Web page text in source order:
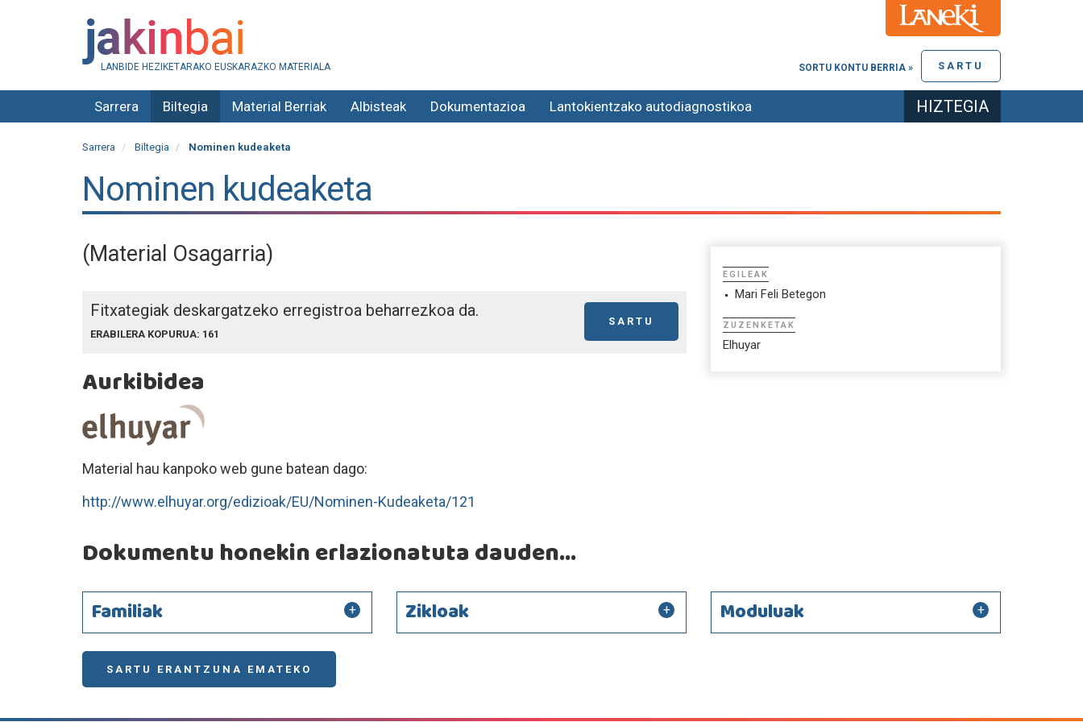
LANBIDE HEZIKETARAKO EUSKARAZKO MATERIALA SARTU
SORTU KONTU BERRIA »
Sarrera Biltegia Material Berriak Albisteak Dokumentazioa Lantokientzako autodiagnostikoa HIZTEGIA
Sarrera Biltegia Nominen kudeaketa
Nominen kudeaketa
(Material Osagarria)
Fitxategiak deskargatzeko erregistroa beharrezkoa da.
SARTU
ERABILERA KOPURUA: 161
Aurkibidea
Material hau kanpoko web gune batean dago:
http://www.elhuyar.org/edizioak/EU/Nominen-Kudeaketa/121
EGILEAK
Mari Feli Betegon
ZUZENKETAK
Elhuyar
Dokumentu honekin erlazionatuta dauden...
Familiak Zikloak Moduluak
SARTU ERANTZUNA EMATEKO